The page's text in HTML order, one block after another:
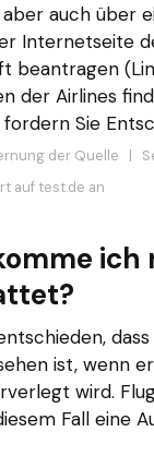
auch über
Internetseite
beantragen
der Airlines
Sie
der Quelle |
auf test.de an
ich
ist, wenn
wird.
Fall eine